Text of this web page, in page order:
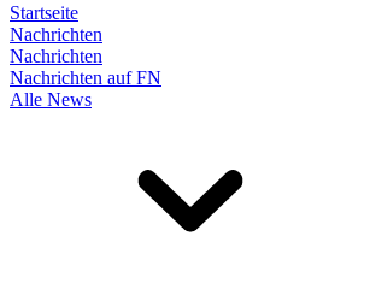
Startseite
Nachrichten
Nachrichten
Nachrichten auf FN
Alle News